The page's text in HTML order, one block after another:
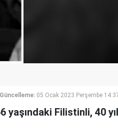
Güncelleme: 05 Ocak 2023 Perşembe
Filistinli, 40 yıl